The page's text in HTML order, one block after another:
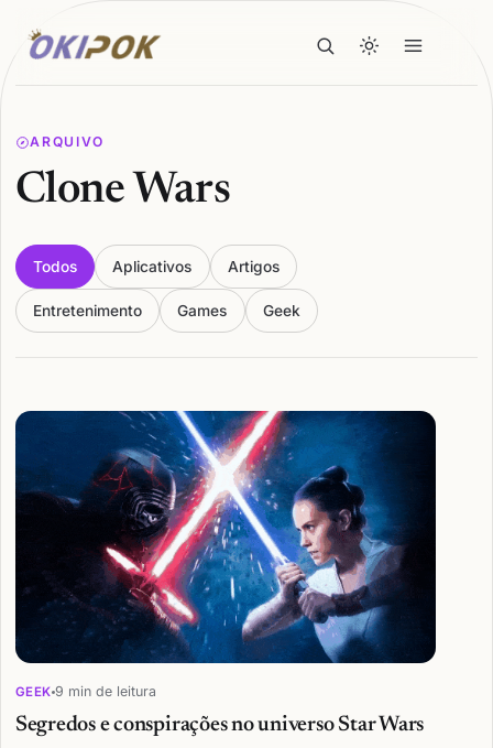
ARQUIVO
Clone Wars
Todos Aplicativos Artigos
Entretenimento Games Geek
Articles
GEEK 9 min de leitura
Segredos e conspirações no universo Star Wars